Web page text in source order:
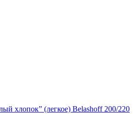
хлопок” (легкое) Belashoff 200/220